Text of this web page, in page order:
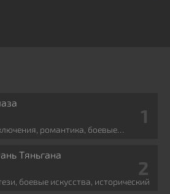
романтика, боевые
Тяньгана
боевые искусства, исторический